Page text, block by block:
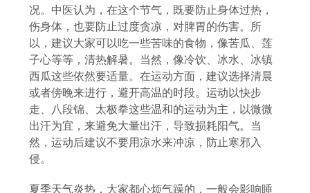
况。中医认为，在这个节气，既要防止身体过热，
伤身体，也要防止过度贪凉，对脾胃的伤害。所
以，建议大家可以吃一些苦味的食物，像苦瓜、莲
子心等等，清热解暑。当然，像冷饮、冰水、冰镇
西瓜这些依然要适量。在运动方面，建议选择清晨
或者傍晚来进行，避开高温的时段。运动以快步
走、八段锦、太极拳这些温和的运动为主，以微微
出汗为宜，来避免大量出汗，导致损耗阳气。当
然，运动后建议不要用凉水来冲凉，防止寒邪入
侵。
夏季天气炎热，大家都心烦气躁的，一般会影响睡